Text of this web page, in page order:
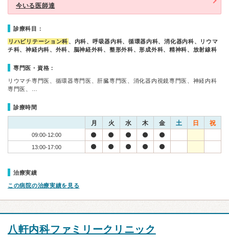
今いる医師達
診療科目：
リハビリテーション科 、内科、呼吸器内科、循環器内科、消化器内科、リウマ
チ科、神経内科、外科、脳神経外科、整形外科、形成外科、精神科、放射線科
専門医・資格：
リウマチ専門医、循環器専門医、肝臓専門医、消化器内視鏡専門医、神経内科
専門医、…
診療時間
月 火 水 木 金 土 日 祝
09:00-12:00
13:00-17:00
治療実績
この病院の治療実績を見る
八軒内科ファミリークリニック